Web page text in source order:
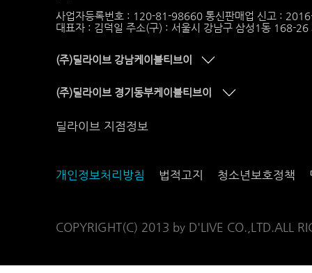
사업자등록번호 : 120-81-98660 통신판매업 신고 :
대표자 : 김덕일 주소(구) : 서울시 강남구 삼성1동 168-
(주)딜라이브 강남케이블티브이
(주)딜라이브 경기동부케이블티브이
딜라이브 지점정보
개인정보처리방침 법적고지 청소년보호정책
COPYRIGHT(C) 2013 by D'LIVE CO.,LTD.ALL